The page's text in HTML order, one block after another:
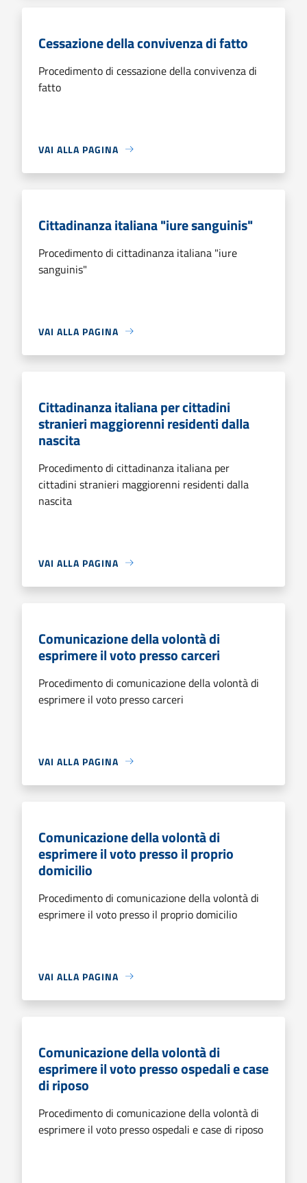
Cessazione della convivenza di fatto
Procedimento di cessazione della convivenza di
fatto
VAI ALLA PAGINA
Cittadinanza italiana "iure sanguinis"
Procedimento di cittadinanza italiana "iure
sanguinis"
VAI ALLA PAGINA
Cittadinanza italiana per cittadini
stranieri maggiorenni residenti dalla
nascita
Procedimento di cittadinanza italiana per
cittadini stranieri maggiorenni residenti dalla
nascita
VAI ALLA PAGINA
Comunicazione della volontà di
esprimere il voto presso carceri
Procedimento di comunicazione della volontà di
esprimere il voto presso carceri
VAI ALLA PAGINA
Comunicazione della volontà di
esprimere il voto presso il proprio
domicilio
Procedimento di comunicazione della volontà di
esprimere il voto presso il proprio domicilio
VAI ALLA PAGINA
Comunicazione della volontà di
esprimere il voto presso ospedali e case
di riposo
Procedimento di comunicazione della volontà di
esprimere il voto presso ospedali e case di riposo